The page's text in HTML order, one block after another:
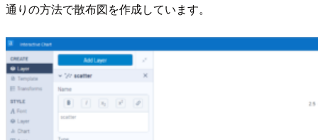
通りの方法で散布図を作成しています。